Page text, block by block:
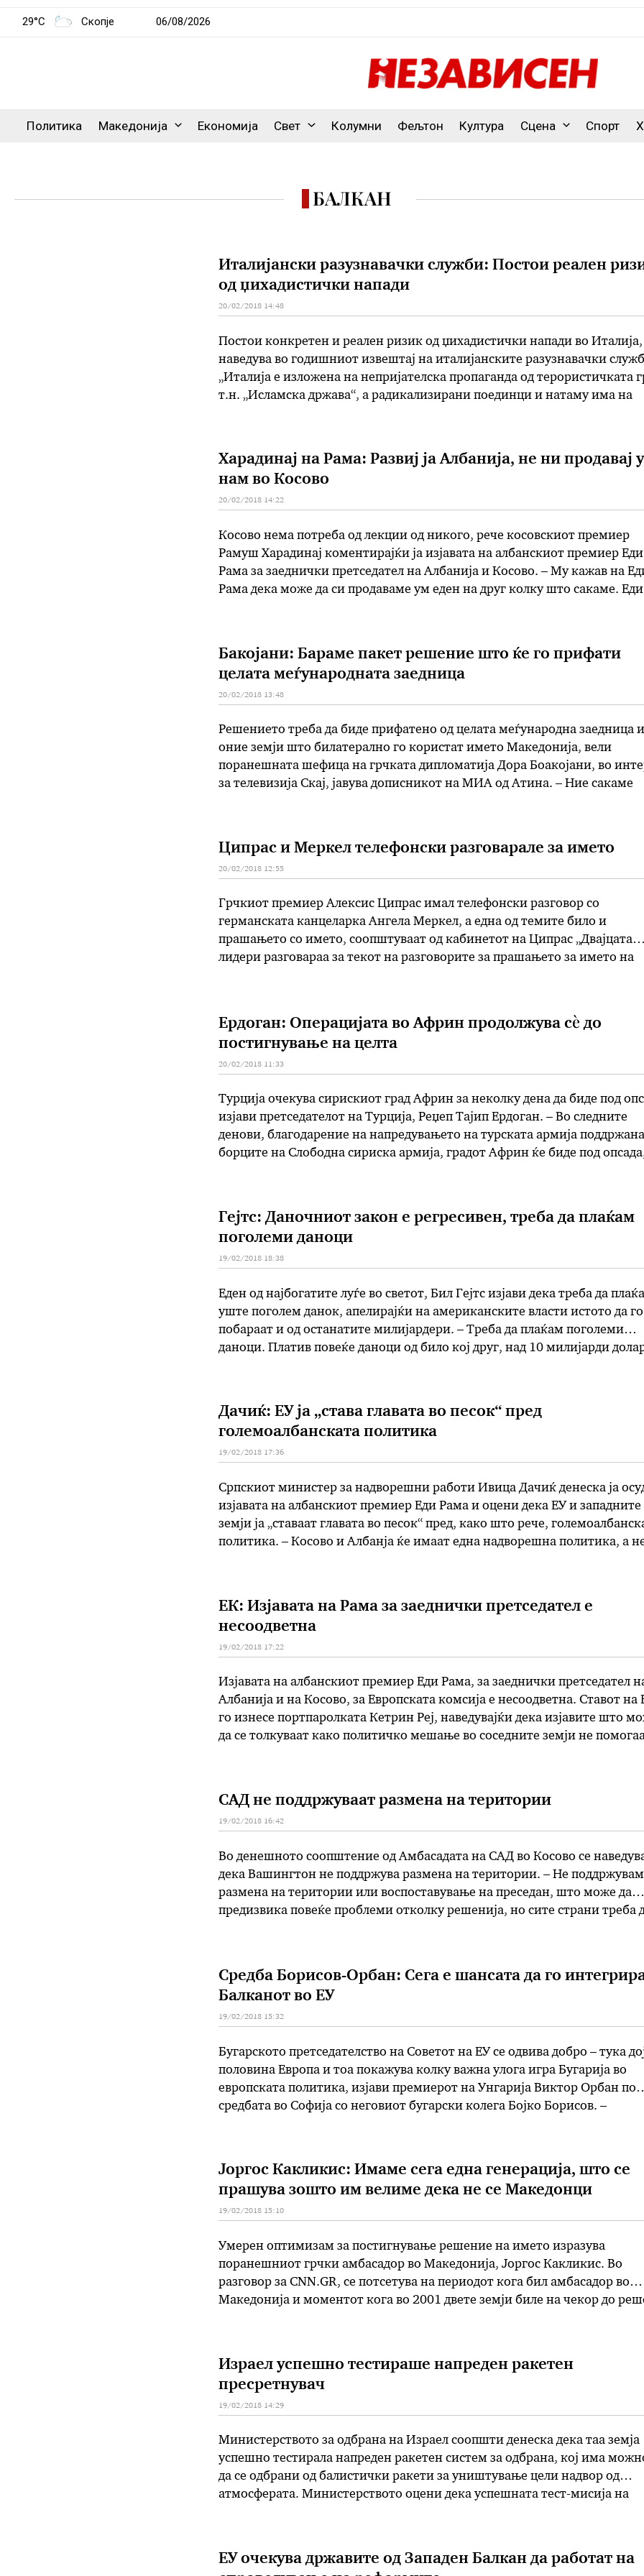
29°C Скопје 06/08/2026
Политика Македонија Економија Свет Колумни Фељтон Култура Сцена Спорт
БАЛКАН
Италијански разузнавачки служби: Постои реален
од џихадистички напади
20/02/2018 14:48
Постои конкретен и реален ризик од џихадистички напади во Италија,
наведува во годишниот извештај на италијанските разузнавачки
„Италија е изложена на непријателска пропаганда од терористичката
т.н. „Исламска држава“, а радикализирани поединци и натаму има на
Харадинај на Рама: Развиј ја Албанија, не ни продавај
нам во Косово
20/02/2018 14:22
Косово нема потреба од лекции од никого, рече косовскиот премиер
Рамуш Харадинај коментирајќи ја изјавата на албанскиот премиер Еди
Рама за заеднички претседател на Албанија и Косово. – Му кажав на
Рама дека може да си продаваме ум еден на друг колку што сакаме. Еди
Бакојани: Бараме пакет решение што ќе го прифати
целата меѓународната заедница
20/02/2018 13:48
Решението треба да биде прифатено од целата меѓународна заедница
оние земји што билатерално го користат името Македонија, вели
поранешната шефица на грчката дипломатија Дора Боакојани, во
за телевизија Скај, јавува дописникот на МИА од Атина. – Ние сакаме
Ципрас и Меркел телефонски разговарале за името
20/02/2018 12:55
Грчкиот премиер Алексис Ципрас имал телефонски разговор со
германската канцеларка Ангела Меркел, а една од темите било и
прашањето со името, соопштуваат од кабинетот на Ципрас „Двајцата
лидери разговараа за текот на разговорите за прашањето за името на
Ердоган: Операцијата во Африн продолжува сѐ до
постигнување на целта
20/02/2018 11:33
Турција очекува сирискиот град Африн за неколку дена да биде под
изјави претседателот на Турција, Реџеп Тајип Ердоган. – Во следните
денови, благодарение на напредувањето на турската армија
борците на Слободна сириска армија, градот Африн ќе биде под
Гејтс: Даночниот закон е регресивен, треба да плаќам
поголеми даноци
19/02/2018 18:38
Еден од најбогатите луѓе во светот, Бил Гејтс изјави дека треба да плаќа
уште поголем данок, апелирајќи на американските власти истото да го
побараат и од останатите милијардери. – Треба да плаќам поголеми
даноци. Платив повеќе даноци од било кој друг, над 10 милијарди
Дачиќ: ЕУ ја „става главата во песок“ пред
големоалбанската политика
19/02/2018 17:36
Српскиот министер за надворешни работи Ивица Дачиќ денеска ја
изјавата на албанскиот премиер Еди Рама и оцени дека ЕУ и западните
земји ја „ставаат главата во песок“ пред, како што рече,
политика. – Косово и Албанја ќе имаат една надворешна политика, а
ЕК: Изјавата на Рама за заеднички претседател е
несоодветна
19/02/2018 17:22
Изјавата на албанскиот премиер Еди Рама, за заеднички претседател
Албанија и на Косово, за Европската комсија е несоодветна. Ставот на
го изнесе портпаролката Кетрин Реј, наведувајќи дека изјавите што
да се толкуваат како политичко мешање во соседните земји не
САД не поддржуваат размена на територии
19/02/2018 16:42
Во денешното соопштение од Амбасадата на САД во Косово се
дека Вашингтон не поддржува размена на територии. – Не
размена на територии или воспоставување на преседан, што може да
предизвика повеќе проблеми отколку решенија, но сите страни треба
Средба Борисов-Орбан: Сега е шансата да го
Балканот во ЕУ
19/02/2018 15:32
Бугарското претседателство на Советот на ЕУ се одвива добро – тука
половина Европа и тоа покажува колку важна улога игра Бугарија во
европската политика, изјави премиерот на Унгарија Виктор Орбан по
средбата во Софија со неговиот бугарски колега Бојко Борисов. –
Јоргос Какликис: Имаме сега една генерација, што се
прашува зошто им велиме дека не се Македонци
19/02/2018 15:10
Умерен оптимизам за постигнување решение на името изразува
поранешниот грчки амбасадор во Македонија, Јоргос Какликис. Во
разговор за CNN.GR, се потсетува на периодот кога бил амбасадор во
Македонија и моментот кога во 2001 двете земји биле на чекор до
Израел успешно тестираше напреден ракетен
пресретнувач
19/02/2018 14:29
Министерството за одбрана на Израел соопшти денеска дека таа земја
успешно тестирала напреден ракетен систем за одбрана, кој има
да се одбрани од балистички ракети за уништување цели надвор од
атмосферата. Министерството оцени дека успешната тест-мисија на
ЕУ очекува државите од Западен Балкан да работат на